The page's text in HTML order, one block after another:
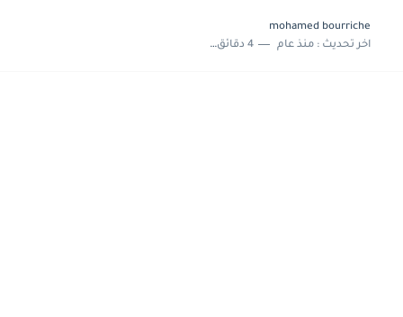
mohamed bourriche
اخر تحديث :منذ عام 4 دقائق للقراءة